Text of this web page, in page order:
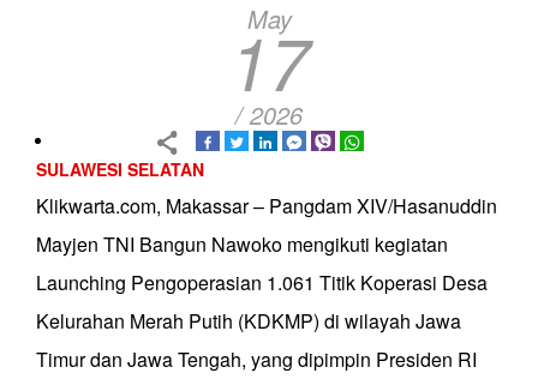
May
17
/ 2026
SULAWESI SELATAN
Klikwarta.com, Makassar – Pangdam XIV/Hasanuddin
Mayjen TNI Bangun Nawoko mengikuti kegiatan
Launching Pengoperasian 1.061 Titik Koperasi Desa
Kelurahan Merah Putih (KDKMP) di wilayah Jawa
Timur dan Jawa Tengah, yang dipimpin Presiden RI